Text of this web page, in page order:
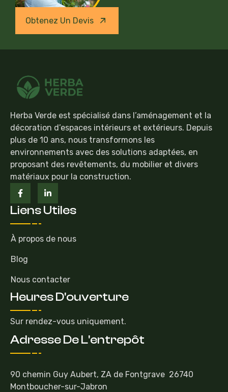
Obtenez Un Devis
Herba Verde est spécialisé dans l’aménagement et la
décoration d’espaces intérieurs et extérieurs. Depuis
plus de 10 ans, nous transformons les
environnements avec des solutions adaptées, en
proposant des revêtements, du mobilier et divers
matériaux pour la construction.
Liens Utiles
À propos de nous
Blog
Nous contacter
Heures D'ouverture
Sur rendez-vous uniquement.
Adresse De L'entrepôt
90 chemin Guy Aubert, ZA de Fontgrave 26740
Montboucher-sur-Jabron